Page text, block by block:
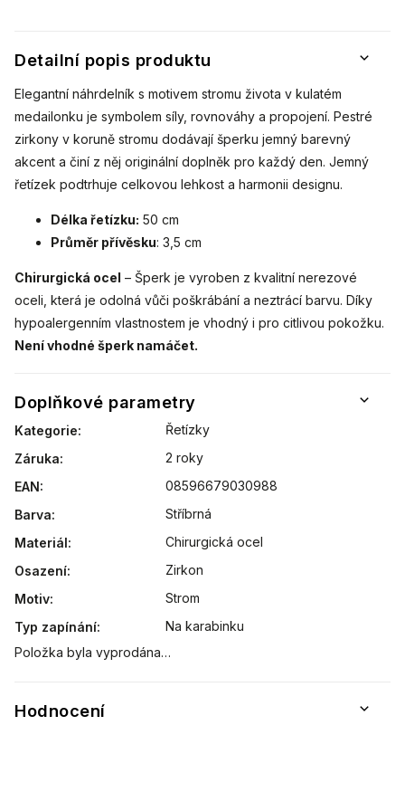
Detailní popis produktu
Elegantní náhrdelník s motivem stromu života v kulatém
medailonku je symbolem síly, rovnováhy a propojení. Pestré
zirkony v koruně stromu dodávají šperku jemný barevný
akcent a činí z něj originální doplněk pro každý den. Jemný
řetízek podtrhuje celkovou lehkost a harmonii designu.
Délka řetízku: 50 cm
Průměr přívěsku: 3,5 cm
Chirurgická ocel – Šperk je vyroben z kvalitní nerezové
oceli, která je odolná vůči poškrábání a neztrácí barvu. Díky
hypoalergenním vlastnostem je vhodný i pro citlivou pokožku.
Není vhodné šperk namáčet.
Doplňkové parametry
Kategorie:
Řetízky
Záruka:
2 roky
EAN:
08596679030988
Barva:
Stříbrná
Materiál:
Chirurgická ocel
Osazení:
Zirkon
Motiv:
Strom
Typ zapínání:
Na karabinku
Položka byla vyprodána…
Hodnocení